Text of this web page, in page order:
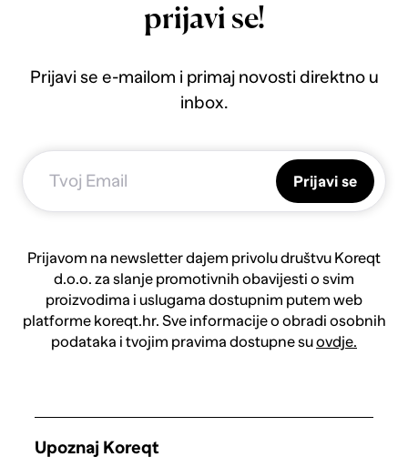
prijavi se!
Prijavi se e-mailom i primaj novosti direktno u
inbox.
Prijavi se
Prijavom na newsletter dajem privolu društvu Koreqt
d.o.o. za slanje promotivnih obavijesti o svim
proizvodima i uslugama dostupnim putem web
platforme koreqt.hr. Sve informacije o obradi osobnih
podataka i tvojim pravima dostupne suovdje.
Upoznaj Koreqt